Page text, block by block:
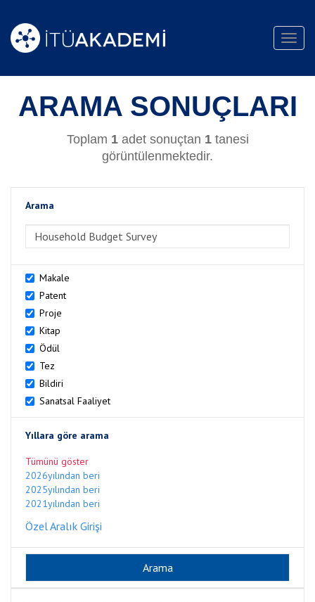
ARAMA SONUÇLARI
Toplam 1adet sonuçtan 1tanesi
görüntülenmektedir.
Arama
Makale
Patent
Proje
Kitap
Ödül
Tez
Bildiri
Sanatsal Faaliyet
Yıllara göre arama
Tümünü göster
2026yılından beri
2025yılından beri
2021yılından beri
Özel Aralık Girişi